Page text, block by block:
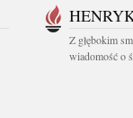
Z głębokim
wiadomość o